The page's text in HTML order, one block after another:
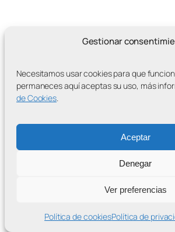
Gestionar
Necesitamos usar cookies para que
permaneces aquí aceptas su uso, más
de Cookies.
Aceptar
Denegar
Ver preferencias
Política de cookiesPolítica de
WordPress